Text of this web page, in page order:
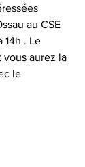
au CSE
14h . Le
vous aurez la
le